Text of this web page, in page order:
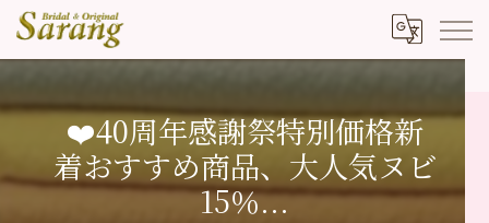
❤️40周年感謝祭特別価格新
着おすすめ商品、大人気ヌビ
15％...